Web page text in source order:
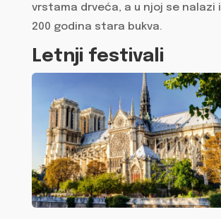
vrstama drveća, a u njoj se nalazi i
200 godina stara bukva.
Letnji festivali